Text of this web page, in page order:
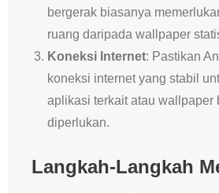
bergerak biasanya
ruang daripada wallpaper
Koneksi Internet: Pastikan
koneksi internet yang stabil
aplikasi terkait atau wallpaper
diperlukan.
Langkah-Langkah